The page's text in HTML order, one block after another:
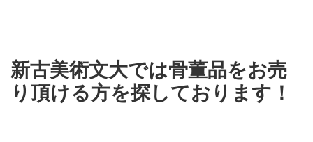
新古美術文大では骨董品をお売
り頂ける方を探しております！